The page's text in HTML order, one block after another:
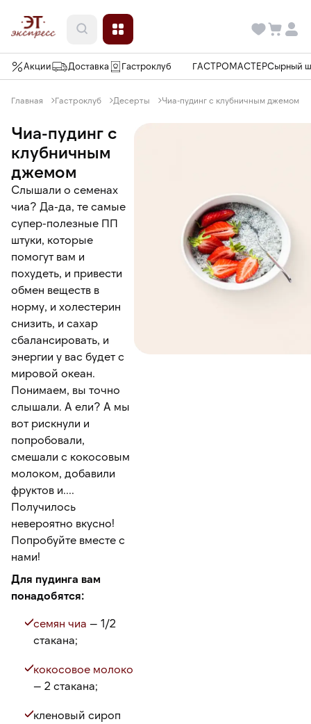
Акции Доставка Гастроклуб ГАСТРОМАСТЕРСырный
Главная Гастроклуб Десерты Чиа-пудинг с клубничным джемом
Чиа-пудинг с
клубничным
джемом
Слышали о семенах
чиа? Да-да, те самые
супер-полезные ПП
штуки, которые
помогут вам и
похудеть, и привести
обмен веществ в
норму, и холестерин
снизить, и сахар
сбалансировать, и
энергии у вас будет с
мировой океан.
Понимаем, вы точно
слышали. А ели? А мы
вот рискнули и
попробовали,
смешали с кокосовым
молоком, добавили
фруктов и....
Получилось
невероятно вкусно!
Попробуйте вместе с
нами!
Для пудинга вам
понадобятся:
семян чиа — 1/2
стакана;
кокосовое молоко
— 2 стакана;
кленовый сироп